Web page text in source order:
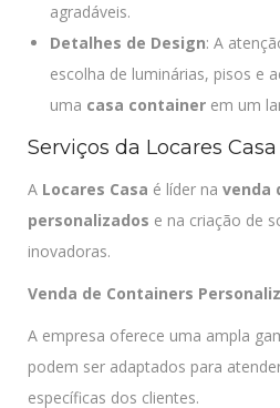
agradáveis.
Detalhes de Design: A
escolha de luminárias, pisos e
uma casa container em um
Serviços da Locares Casa
A Locares Casa é líder na venda
personalizados e na criação de
inovadoras.
Venda de Containers
A empresa oferece uma ampla
podem ser adaptados para
específicas dos clientes.